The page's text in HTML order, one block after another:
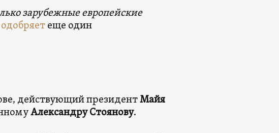
зарубежные европейские
одобряетеще один
действующий президентМайя
Александру Стоянову.